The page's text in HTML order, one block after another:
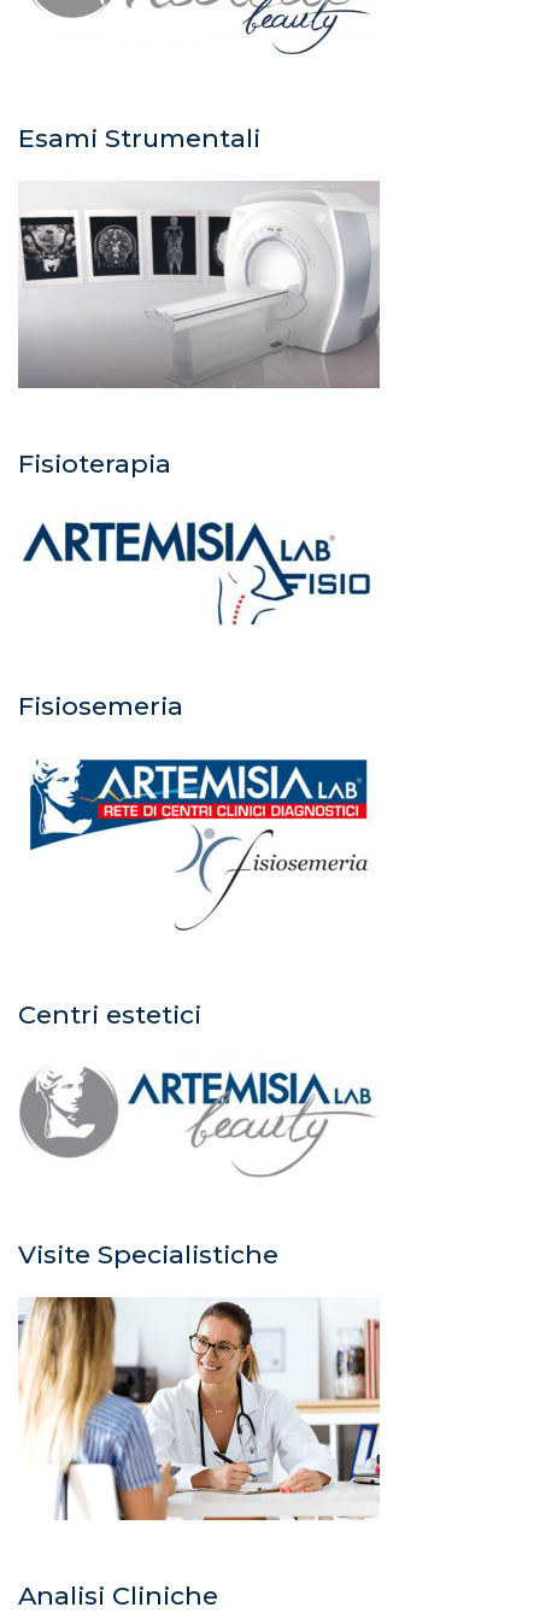
Esami Strumentali
Fisioterapia
Fisiosemeria
Centri estetici
Visite Specialistiche
Analisi Cliniche